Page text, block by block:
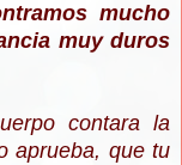
mucho
muy duros
contara la
aprueba, que tu